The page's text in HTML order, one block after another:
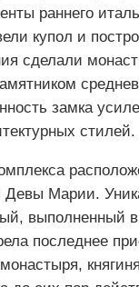
раннего
купол и
сделали
замка
стилей.
Девы Марии.
выполненный
последнее